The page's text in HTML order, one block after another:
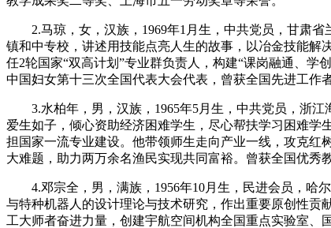
大国智造 大国展会 大国保险 云顶对话
CCTV.节目官网 直播 节目单 栏目
2.马琼，女，汉族，1969年1月生，中共党员，甘肃省
镇和中专校，讲述用技能点亮人生的故事，以冶金技能解
任2轮国家“双高计划”专业群负责人，构建“课岗融通、学
中国妇女第十三次全国代表大会代表，曾获全国先进工作
3.水柏年，男，汉族，1965年5月生，中共党员，浙江
爱生如子，倾心资助经济困难学生，尽心帮扶学习困难学
担国家一流专业建设。他带领师生走向产业一线，攻克红
大难题，助力两万余名渔民实现共同富裕。曾获全国优秀
4.邓宗全，男，满族，1956年10月生，民进会员，哈尔
与特种机器人的设计理论与技术研究，作出重要原创性贡
工大师者奋进力量，创建宇航空间机构全国重点实验室、